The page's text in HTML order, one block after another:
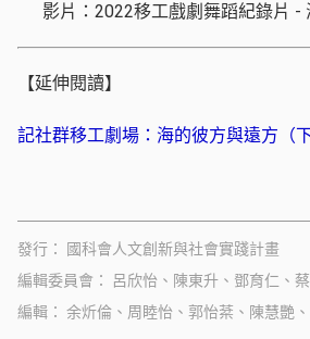
影片：2022移工戲劇舞蹈紀錄片 -
【延伸閱讀】
記社群移工劇場：海的彼方與遠方（下
發行
國科會人文創新與社會實踐計畫
編輯委員會
呂欣怡、陳東升、鄧育仁、
編輯
余炘倫、周睦怡、郭怡棻、陳慧艷